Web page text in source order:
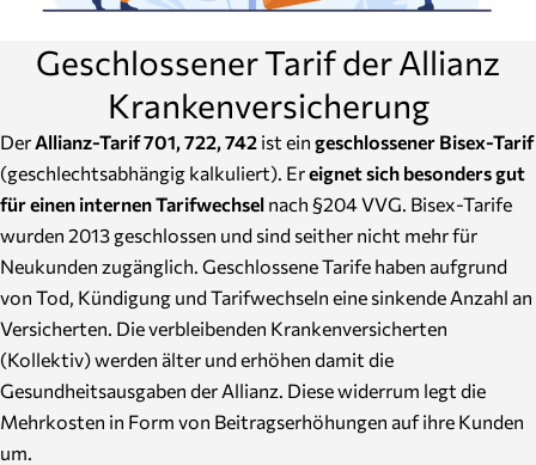
Geschlossener Tarif der Allianz
Krankenversicherung
Der Allianz-Tarif 701, 722, 742 ist ein geschlossener Bisex-Tarif
(geschlechtsabhängig kalkuliert). Ereignet sich besonders gut
für einen internen Tarifwechsel nach §204 VVG. Bisex-Tarife
wurden 2013 geschlossen und sind seither nicht mehr für
Neukunden zugänglich. Geschlossene Tarife haben aufgrund
von Tod, Kündigung und Tarifwechseln eine sinkende Anzahl an
Versicherten. Die verbleibenden Krankenversicherten
(Kollektiv) werden älter und erhöhen damit die
Gesundheitsausgaben der Allianz. Diese widerrum legt die
Mehrkosten in Form von Beitragserhöhungen auf ihre Kunden
um.